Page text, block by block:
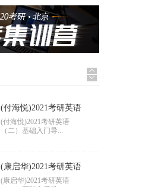
2021考研政治基础入门
导学
2021考研政治基础入门体
验班
(付海悦)2021考研英语
（二）基础入门导学
(付海悦)2021考研英语
（二）基础入门导...
(康启华)2021考研英语
（一）基础入门导学
(康启华)2021考研英语